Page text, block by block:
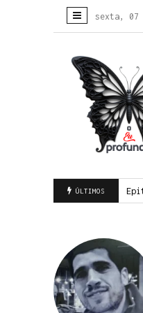
sexta, 07
ÚLTIMOS
Consciente